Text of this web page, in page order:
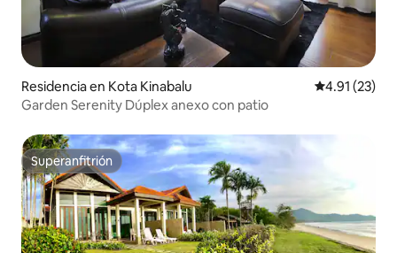
Residencia en Kota Kinabalu Calificación
4.91 (23)
Garden Serenity Dúplex anexo con patio
Superanfitrión
Superanfitrión